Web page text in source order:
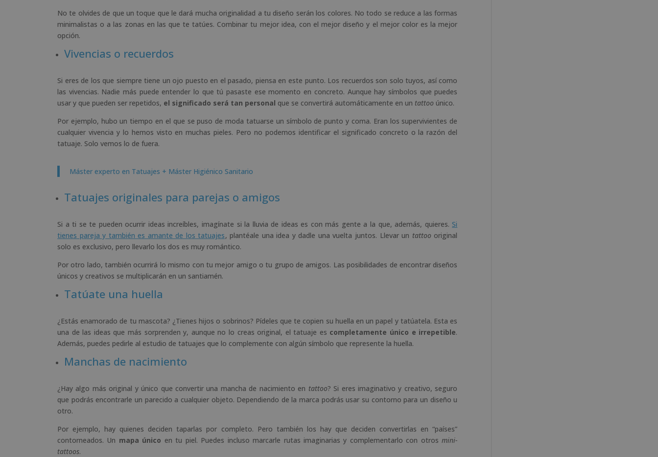
No te olvides de que un toque que le dará mucha originalidad a tu diseño serán los colores. No todo se reduce a las formas
minimalistas o a las zonas en las que te tatúes. Combinar tu mejor idea, con el mejor diseño y el mejor color es la mejor
opción.
Vivencias o recuerdos
Si eres de los que siempre tiene un ojo puesto en el pasado, piensa en este punto. Los recuerdos son solo tuyos, así como
las vivencias. Nadie más puede entender lo que tú pasaste ese momento en concreto. Aunque hay símbolos que puedes
usar y que pueden ser repetidos, el significado será tan personal que se convertirá automáticamente en un tattoo único.
Por ejemplo, hubo un tiempo en el que se puso de moda tatuarse un símbolo de punto y coma. Eran los supervivientes de
cualquier vivencia y lo hemos visto en muchas pieles. Pero no podemos identificar el significado concreto o la razón del
tatuaje. Solo vemos lo de fuera.
Máster experto en Tatuajes + Máster Higiénico Sanitario
Tatuajes originales para parejas o amigos
Si a ti se te pueden ocurrir ideas increíbles, imagínate si la lluvia de ideas es con más gente a la que, además, quieres.Si
tienes pareja y también es amante de los tatuajes, plantéale una idea y dadle una vuelta juntos. Llevar un tattoo original
solo es exclusivo, pero llevarlo los dos es muy romántico.
Por otro lado, también ocurrirá lo mismo con tu mejor amigo o tu grupo de amigos. Las posibilidades de encontrar diseños
únicos y creativos se multiplicarán en un santiamén.
Tatúate una huella
¿Estás enamorado de tu mascota? ¿Tienes hijos o sobrinos? Pídeles que te copien su huella en un papel y tatúatela. Esta es
una de las ideas que más sorprenden y, aunque no lo creas original, el tatuaje es completamente único e irrepetible.
Además, puedes pedirle al estudio de tatuajes que lo complemente con algún símbolo que represente la huella.
Manchas de nacimiento
¿Hay algo más original y único que convertir una mancha de nacimiento en tattoo? Si eres imaginativo y creativo, seguro
que podrás encontrarle un parecido a cualquier objeto. Dependiendo de la marca podrás usar su contorno para un diseño u
otro.
Por ejemplo, hay quienes deciden taparlas por completo. Pero también los hay que deciden convertirlas en “países”
contorneados. Un mapa único en tu piel. Puedes incluso marcarle rutas imaginarias y complementarlo con otrosmini-
tattoos.